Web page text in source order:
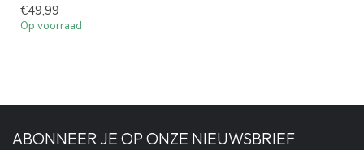
€49,99
Op voorraad
ABONNEER JE OP ONZE NIEUWSBRIEF